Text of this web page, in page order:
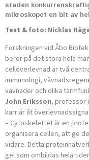
staden
mikroskopet en bit av
Text & foto: Nicklas
Forskningen vid Åbo
berör på det stora hela
cellöverlevnad är två
immunologi,
vävnader och olika
John Eriksson, professor
karriär åt
– Cytoskelettet är en
organisera cellen, att ge
vidare. Detta
gel som ombildas hela